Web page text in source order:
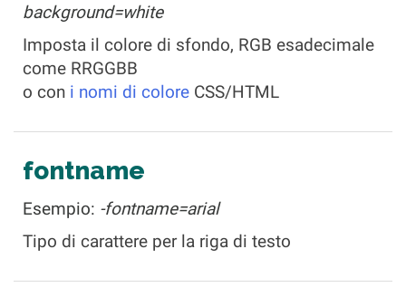
background=white
Imposta il colore di sfondo, RGB esadecimale
come RRGGBB
o con i nomi di colore CSS/HTML
fontname
Esempio: -fontname=arial
Tipo di carattere per la riga di testo